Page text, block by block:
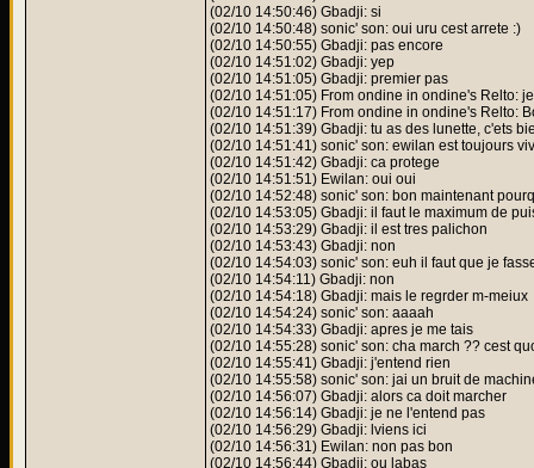
(02/10 14:50:46) Gbadji: si
(02/10 14:50:48) sonic' son: oui uru cest arrete :)
(02/10 14:50:55) Gbadji: pas encore
(02/10 14:51:02) Gbadji: yep
(02/10 14:51:05) Gbadji: premier pas
(02/10 14:51:05) From ondine in ondine's Relto:
(02/10 14:51:17) From ondine in ondine's Relto:
(02/10 14:51:39) Gbadji: tu as des lunette, c'ets
(02/10 14:51:41) sonic' son: ewilan est toujours
(02/10 14:51:42) Gbadji: ca protege
(02/10 14:51:51) Ewilan: oui oui
(02/10 14:52:48) sonic' son: bon maintenant
(02/10 14:53:05) Gbadji: il faut le maximum de
(02/10 14:53:29) Gbadji: il est tres palichon
(02/10 14:53:43) Gbadji: non
(02/10 14:54:03) sonic' son: euh il faut que je
(02/10 14:54:11) Gbadji: non
(02/10 14:54:18) Gbadji: mais le regrder m-meiux
(02/10 14:54:24) sonic' son: aaaah
(02/10 14:54:33) Gbadji: apres je me tais
(02/10 14:55:28) sonic' son: cha march ?? cest
(02/10 14:55:41) Gbadji: j'entend rien
(02/10 14:55:58) sonic' son: jai un bruit de
(02/10 14:56:07) Gbadji: alors ca doit marcher
(02/10 14:56:14) Gbadji: je ne l'entend pas
(02/10 14:56:29) Gbadji: lviens ici
(02/10 14:56:31) Ewilan: non pas bon
(02/10 14:56:44) Gbadji: ou labas